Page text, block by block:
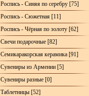
Роспись - Синяя по серебру [75]
Роспись - Сюжетная [11]
Роспись - Чёрная по золоту [62]
Свечи подарочные [82]
Семикаракорская керамика [91]
Сувениры из Армении [5]
Сувениры разные [0]
Таблетницы [52]